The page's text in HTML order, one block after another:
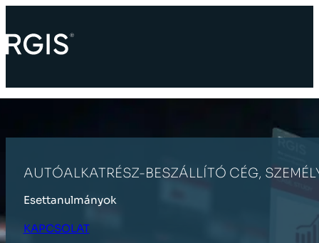
AUTÓALKATRÉSZ-BESZÁLLÍTÓ CÉG,
Esettanulmányok
KAPCSOLAT